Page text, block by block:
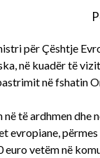
për Çështje
në kuadër të
në fshatin
në të ardhmen
evropiane,
euro vetëm në